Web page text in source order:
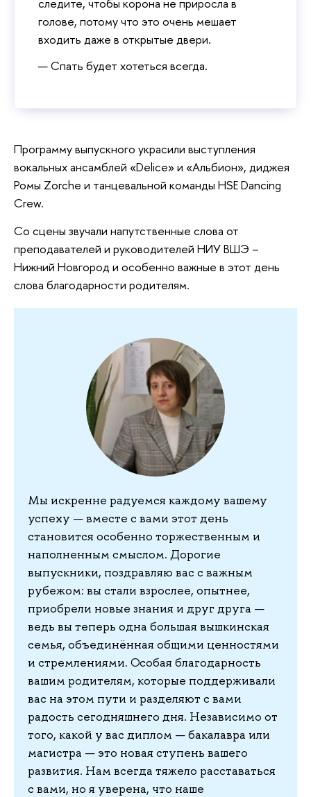
голове, потому что это очень мешает
входить даже в открытые двери.
Спать будет хотеться всегда.
Программу выпускного украсили выступления
вокальных ансамблей «Delice» и «Альбион», диджея
Ромы Zorche и танцевальной команды HSE Dancing
Crew.
Со сцены звучали напутственные слова от
преподавателей и руководителей НИУ ВШЭ –
Нижний Новгород и особенно важные в этот день
слова благодарности родителям.
Мы искренне радуемся каждому вашему
успеху — вместе с вами этот день
становится особенно торжественным и
наполненным смыслом. Дорогие
выпускники, поздравляю вас с важным
рубежом: вы стали взрослее, опытнее,
приобрели новые знания и друг друга —
ведь вы теперь одна большая вышкинская
семья, объединённая общими ценностями
и стремлениями. Особая благодарность
вашим родителям, которые поддерживали
вас на этом пути и разделяют с вами
радость сегодняшнего дня. Независимо от
того, какой у вас диплом — бакалавра или
магистра — это новая ступень вашего
развития. Нам всегда тяжело расставаться
с вами, но я уверена, что наше